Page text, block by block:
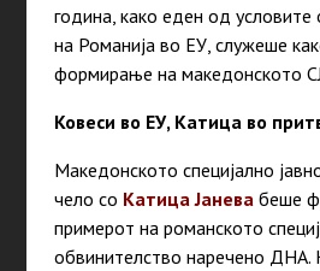
година, како еден од условите
на Романија во ЕУ, служеше
формирање на македонското
Ковеси во ЕУ, Катица во
Македонското специјално
чело со Катица Јанева беше
примерот на романското
обвинителство наречено ДНА.